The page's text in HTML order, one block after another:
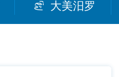
大美汨罗